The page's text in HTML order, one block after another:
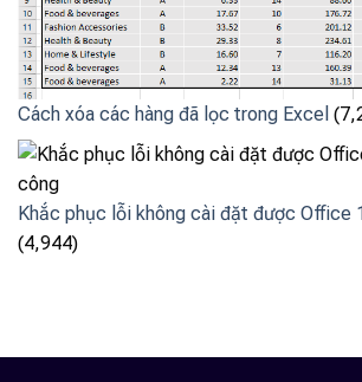
Cách xóa các hàng đã lọc trong Excel
Khắc phục lỗi không cài đặt được Office
(4,944)